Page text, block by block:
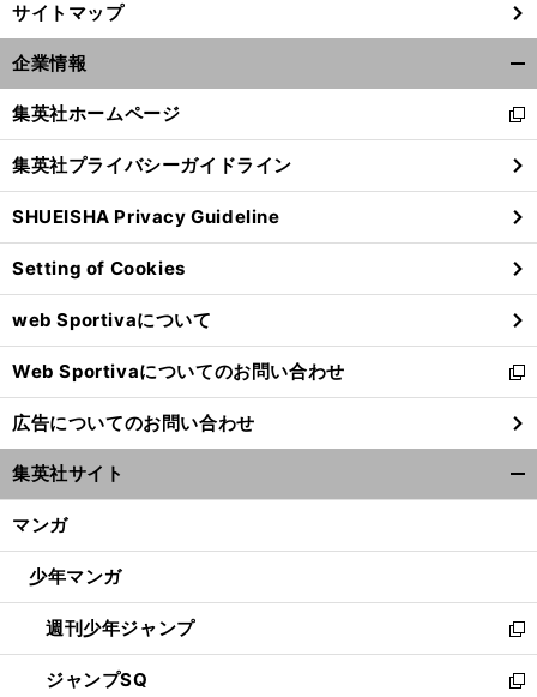
サイトマップ
企業情報
閉
る
集英社ホームページ
新
し
い
ウ
ィ
ン
ド
ウ
で
開
く
集英社プライバシーガイドライン
SHUEISHA Privacy Guideline
Setting of Cookies
web Sportivaについて
Web Sportivaについてのお問い合わせ
新
し
い
ウ
ィ
ン
ウ
開
く
広告についてのお問い合わせ
集英社サイト
マンガ
少年マンガ
週刊少年ジャンプ
新
し
い
ジャンプSQ
新